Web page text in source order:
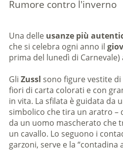
Rumore contro l'inverno
Una delle usanze più
che si celebra ogni anno il
prima del lunedì di Carnevale)
Gli Zussl sono figure vestite
fiori di carta colorati e con
in vita. La sfilata è guidata da
simbolico che tira un aratro –
da un uomo mascherato che
un cavallo. Lo seguono i
garzoni, serve e la “contadina